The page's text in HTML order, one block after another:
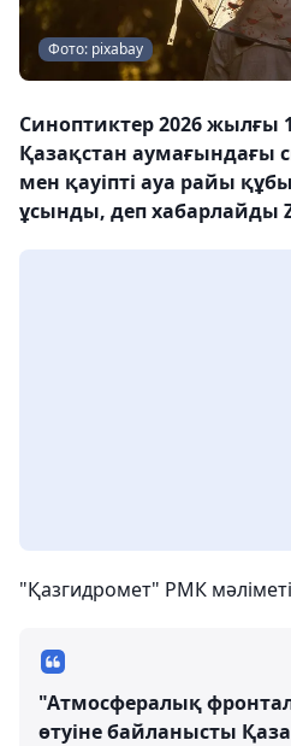
Фото: pixabay
Синоптиктер 2026 жылғы
Қазақстан аумағындағы
мен қауіпті ауа райы
ұсынды, деп хабарлайды
"Қазгидромет" РМК
"Атмосфералық
өтуіне байланысты